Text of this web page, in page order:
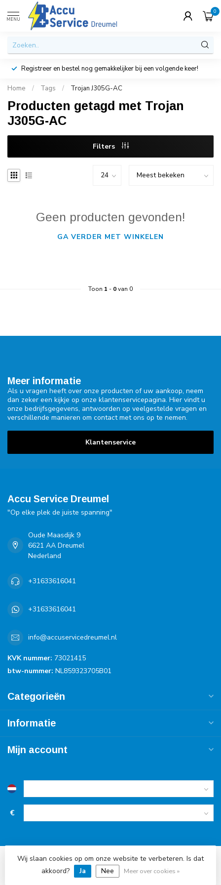
MENU
0
Registreer en bestel nog gemakkelijker bij een volgende keer!
Home / Tags / Trojan J305G-AC
Producten getagd met Trojan
J305G-AC
Filters
Geen producten gevonden!
GA VERDER MET WINKELEN
Toon 1 - 0van 0
Meer informatie
Als u vragen heeft over onze producten of uw aankoop, neem
dan zeker een kijkje op onze klantenservicepagina. Hier vindt u
onze bedrijfsgegevens, antwoorden op veelgestelde vragen en
verschillende manieren om contact met ons op te nemen.
Klantenservice
Accu Service Dreumel
"Op elke plek de juiste spanning"
Oude Maasdijk 9
6621 AA Dreumel
Nederland
+31633616041
+31633616041
info@accuservicedreumel.nl
KVK nummer: 73021415
btw-nummer: NL859323705B01
Categorieën
Informatie
Mijn account
€
© Copyright 2026 Accu Service Dreumel
Wij slaan cookies op om onze website te verbeteren. Is dat
akkoord?
Ja Nee Meer over cookies »